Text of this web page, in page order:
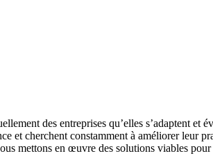
des entreprises qu’elles s’adaptent et
et cherchent constamment à améliorer leur
mettons en œuvre des solutions viables